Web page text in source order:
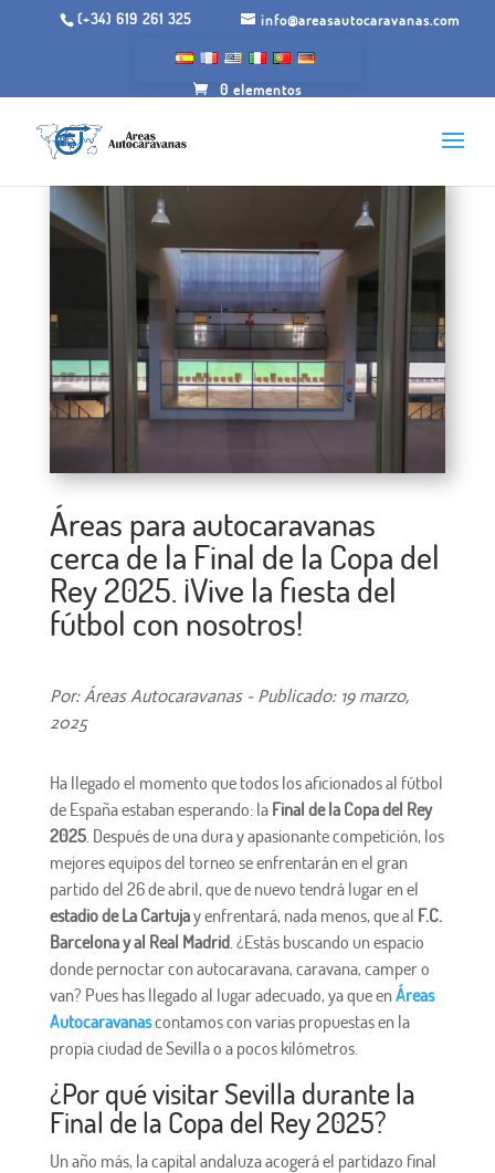
(+34) 619 261 325 info@areasautocaravanas.com
0 elementos
Áreas para autocaravanas
cerca de la Final de la Copa del
Rey 2025. ¡Vive la fiesta del
fútbol con nosotros!
Por: Áreas Autocaravanas - Publicado: 19 marzo,
2025
Ha llegado el momento que todos los aficionados al fútbol
de España estaban esperando: la Final de la Copa del Rey
2025. Después de una dura y apasionante competición, los
mejores equipos del torneo se enfrentarán en el gran
partido del 26 de abril, que de nuevo tendrá lugar en el
estadio de La Cartujay enfrentará, nada menos, que al F.C.
Barcelona y al Real Madrid. ¿Estás buscando un espacio
donde pernoctar con autocaravana, caravana, camper o
van? Pues has llegado al lugar adecuado, ya que enÁreas
Autocaravanascontamos con varias propuestas en la
propia ciudad de Sevilla o a pocos kilómetros.
¿Por qué visitar Sevilla durante la
Final de la Copa del Rey 2025?
Un año más, la capital andaluza acogerá el partidazo final